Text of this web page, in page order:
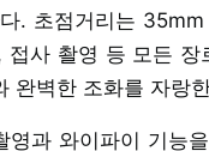
. 초점거리는
접사 촬영 등 모든
완벽한 조화를 자랑
영과 와이파이 기능